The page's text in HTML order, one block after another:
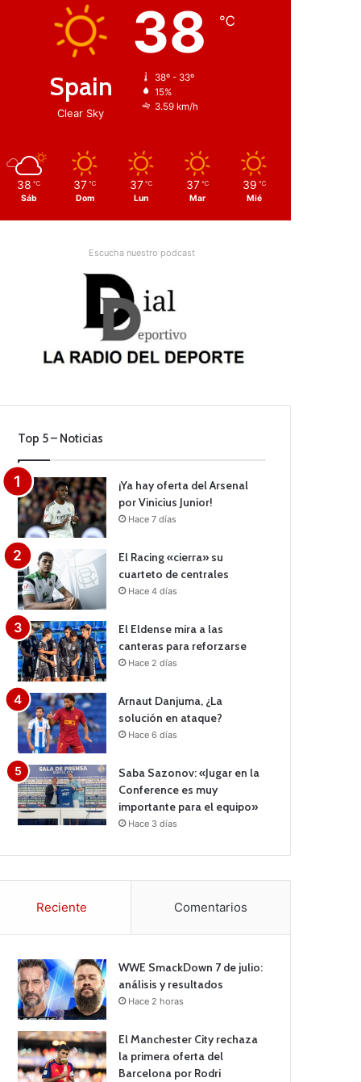
Spain
Clear Sky
38 ℃
38º - 33º
15%
3.59 km/h
38 ℃
Sáb
37 ℃
Dom
37 ℃
Lun
37 ℃
Mar
39 ℃
Mié
Escucha nuestro podcast
Top 5 – Noticias
¡Ya hay oferta del Arsenal
por Vinicius Junior!
Hace 7 días
El Racing «cierra» su
cuarteto de centrales
Hace 4 días
El Eldense mira a las
canteras para reforzarse
Hace 2 días
Arnaut Danjuma, ¿La
solución en ataque?
Hace 6 días
Saba Sazonov: «Jugar en la
Conference es muy
importante para el equipo»
Hace 3 días
Reciente Comentarios
WWE SmackDown 7 de julio:
análisis y resultados
Hace 2 horas
El Manchester City rechaza
la primera oferta del
Barcelona por Rodri